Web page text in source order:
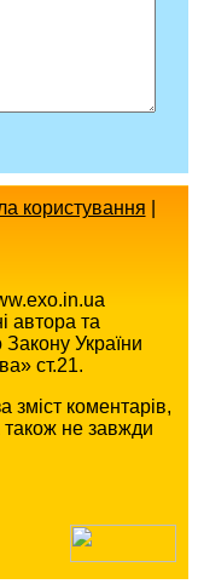
користування
автора та
України
ст.21.
зміст коментарів,
також не завжди